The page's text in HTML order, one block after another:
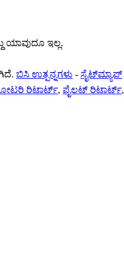
ಯಾವುದೂ ಇಲ್ಲ.
ಬಿಸಿ ಉತ್ಪನ್ನಗಳು - ಸೈಟ್‌ಮ್ಯಾಪ್
ರಿಟಾರ್ಟ್, ಪೈಲಟ್ ರಿಟಾರ್ಟ್,